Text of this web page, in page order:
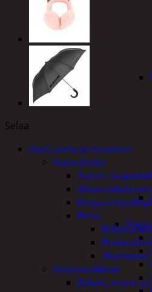
Selaa
Auto, vene ja moottori
Autonhoito
Auton
Pesu
Shampoot
Autotarvikkeet
Kalvot, matot